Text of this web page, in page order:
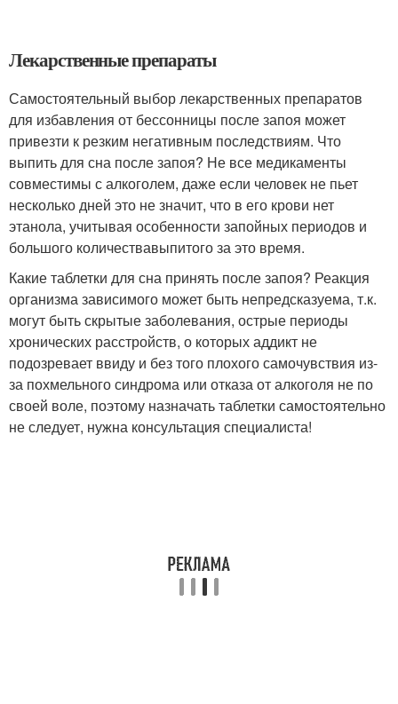
Лекарственные препараты
Самостоятельный выбор лекарственных препаратов
для избавления от бессонницы после запоя может
привезти к резким негативным последствиям. Что
выпить для сна после запоя? Не все медикаменты
совместимы с алкоголем, даже если человек не пьет
несколько дней это не значит, что в его крови нет
этанола, учитывая особенности запойных периодов и
большого количествавыпитого за это время.
Какие таблетки для сна принять после запоя? Реакция
организма зависимого может быть непредсказуема, т.к.
могут быть скрытые заболевания, острые периоды
хронических расстройств, о которых аддикт не
подозревает ввиду и без того плохого самочувствия из-
за похмельного синдрома или отказа от алкоголя не по
своей воле, поэтому назначать таблетки самостоятельно
не следует, нужна консультация специалиста!